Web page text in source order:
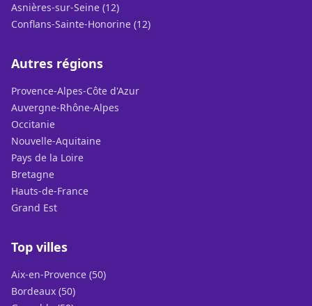
Asnières-sur-Seine (12)
Conflans-Sainte-Honorine (12)
Autres régions
Provence-Alpes-Côte d'Azur
Auvergne-Rhône-Alpes
Occitanie
Nouvelle-Aquitaine
Pays de la Loire
Bretagne
Hauts-de-France
Grand Est
Top villes
Aix-en-Provence (50)
Bordeaux (50)